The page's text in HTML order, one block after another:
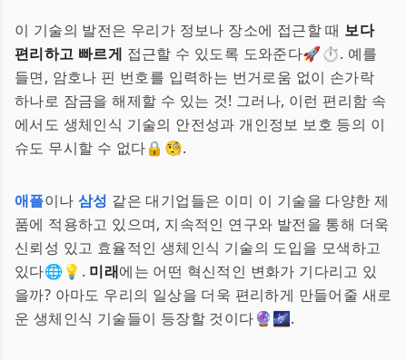
이 기술의 발전은 우리가 정보나 장소에 접근할 때 보다
편리하고 빠르게 접근할 수 있도록 도와준다🚀⏱. 예를
들면, 암호나 핀 번호를 입력하는 번거로움 없이 손가락
하나로 잠금을 해제할 수 있는 것! 그러나, 이런 편리함 속
에서도 생체인식 기술의 안전성과 개인정보 보호 등의 이
슈도 무시할 수 없다🔒🧐.
애플이나삼성 같은 대기업들은 이미 이 기술을 다양한 제
품에 적용하고 있으며, 지속적인 연구와 발전을 통해 더욱
신뢰성 있고 효율적인 생체인식 기술의 도입을 모색하고
있다🌐💡. 미래에는 어떤 혁신적인 변화가 기다리고 있
을까? 아마도 우리의 일상을 더욱 편리하게 만들어줄 새로
운 생체인식 기술들이 등장할 것이다🔮🌌.